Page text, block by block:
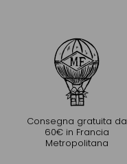
Consegna gratuita da
60€ in Francia
Metropolitana